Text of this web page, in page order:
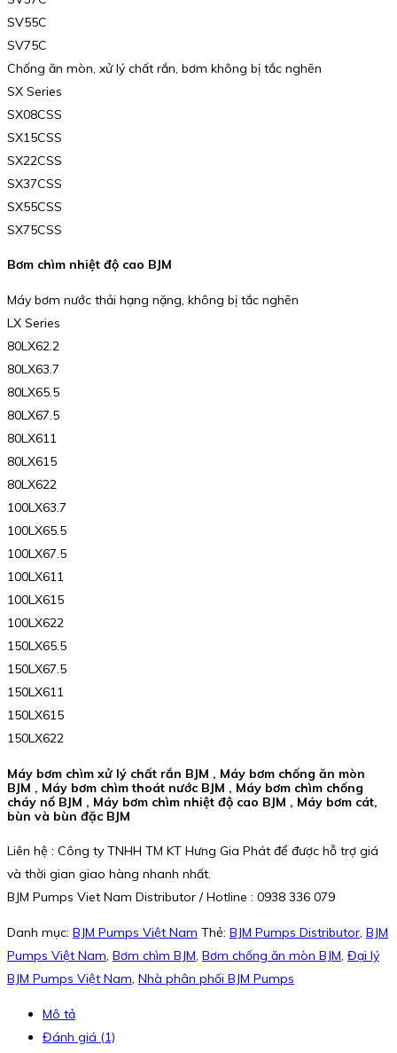
SV55C
SV75C
Chống ăn mòn, xử lý chất rắn, bơm không bị tắc nghẽn
SX Series
SX08CSS
SX15CSS
SX22CSS
SX37CSS
SX55CSS
SX75CSS
Bơm chìm nhiệt độ cao BJM
Máy bơm nước thải hạng nặng, không bị tắc nghẽn
LX Series
80LX62.2
80LX63.7
80LX65.5
80LX67.5
80LX611
80LX615
80LX622
100LX63.7
100LX65.5
100LX67.5
100LX611
100LX615
100LX622
150LX65.5
150LX67.5
150LX611
150LX615
150LX622
Máy bơm chìm xử lý chất rắn BJM , Máy bơm chống ăn mòn
BJM , Máy bơm chìm thoát nước BJM , Máy bơm chìm chống
cháy nổ BJM , Máy bơm chìm nhiệt độ cao BJM , Máy bơm cát,
bùn và bùn đặc BJM
Liên hệ : Công ty TNHH TM KT Hưng Gia Phát để được hỗ trợ giá
và thời gian giao hàng nhanh nhất.
BJM Pumps Viet Nam Distributor / Hotline : 0938 336 079
Danh mục: BJM Pumps Việt Nam Thẻ: BJM Pumps Distributor, BJM
Pumps Việt Nam, Bơm chìm BJM, Bơm chống ăn mòn BJM, Đại lý
BJM Pumps Việt Nam, Nhà phân phối BJM Pumps
Mô tả
Đánh giá (1)